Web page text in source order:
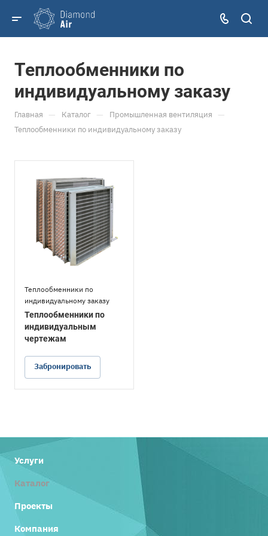
Теплообменники по
индивидуальному заказу
Главная — Каталог — Промышленная вентиляция —
Теплообменники по индивидуальному заказу
Теплообменники по
индивидуальному заказу
Теплообменники по
индивидуальным
чертежам
Забронировать
Услуги
Каталог
Проекты
Компания